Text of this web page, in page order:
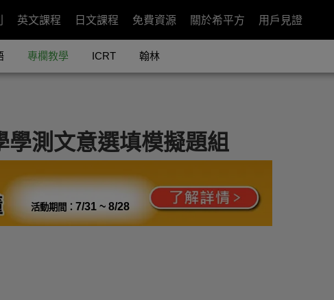
英文課程 日文課程 免費資源 關於希平方 用戶見證
專欄教學 ICRT 翰林
學測文意選填模擬題組
活動期間： 7/31 ~ 8/28